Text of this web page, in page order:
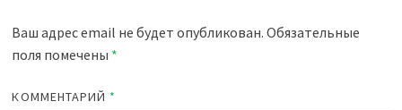
Ваш адрес email не будет опубликован. Обязательные
поля помечены *
КОММЕНТАРИЙ *